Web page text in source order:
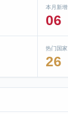
本月新增
06
热门国家
26